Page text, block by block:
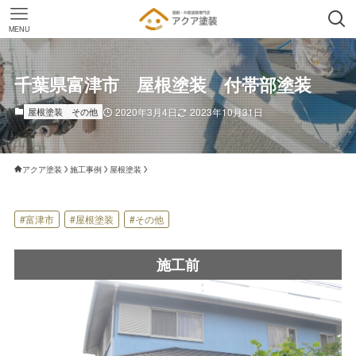
MENU
千葉県富津市 屋根塗装 付帯部塗装
屋根塗装 その他 2020年3月4日 2023年10月31日
アクア塗装 施工事例 屋根塗装
#富津市 #屋根塗装 #その他
施工前